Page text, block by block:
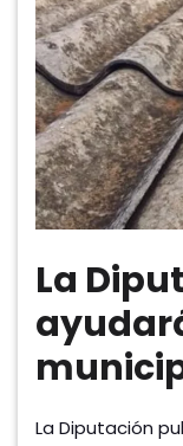
La
La Diputación